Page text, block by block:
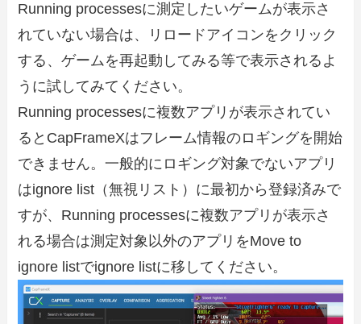
Running processesに測定したいゲームが表示さ
れていない場合は、リロードアイコンをクリック
する、ゲームを再起動してみる等で表示されるよ
うに試してみてください。
Running processesに複数アプリが表示されてい
るとCapFrameXはフレーム情報のロギングを開始
できません。一般的にロギング対象でないアプリ
はignore list（無視リスト）に最初から登録済みで
すが、Running processesに複数アプリが表示さ
れる場合は測定対象以外のアプリをMove to
ignore listでignore listに移してください。